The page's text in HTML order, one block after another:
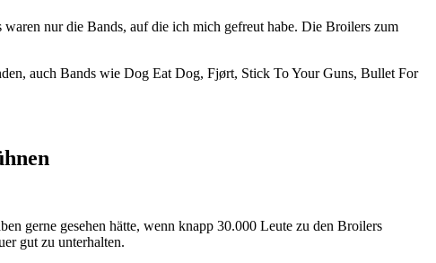
nur die Bands, auf die ich mich gefreut habe. Die Broilers zum
auch Bands wie Dog Eat Dog, Fjørt, Stick To Your Guns, Bullet For
gerne gesehen hätte, wenn knapp 30.000 Leute zu den Broilers
gut zu unterhalten.